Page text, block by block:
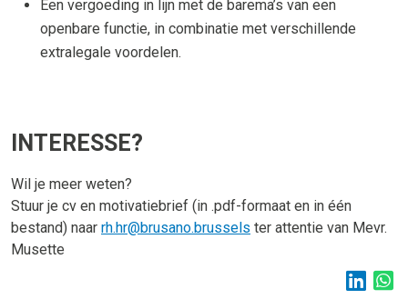
Een vergoeding in lijn met de barema’s van een
openbare functie, in combinatie met verschillende
extralegale voordelen.
INTERESSE?
Wil je meer weten?
Stuur je cv en motivatiebrief (in .pdf-formaat en in één
bestand) naar rh.hr@brusano.brussels ter attentie van Mevr.
Musette